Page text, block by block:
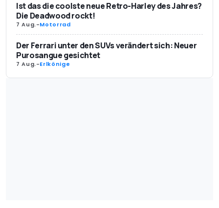
Ist das die coolste neue Retro-Harley des Jahres?
Die Deadwood rockt!
7 Aug.-Motorrad
Der Ferrari unter den SUVs verändert sich: Neuer
Purosangue gesichtet
7 Aug.-Erlkönige